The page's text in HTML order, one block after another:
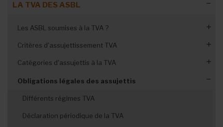
LA TVA DES ASBL
Les ASBL soumises à la TVA ?
L'application différenciée de la TVA
Critères d'assujettissement TVA
La forme juridique de l’ASBL
Les biens et services gratuits
Le caractère lucratif ou non lucratif
L'activité économique habituelle
Catégories d'assujettis à la TVA
Assujettis ordinaires
Assujettis mixtes ou partiels
Assujettis exemptés
Obligations légales des assujettis
Différents régimes TVA
Déclaration périodique de la TVA